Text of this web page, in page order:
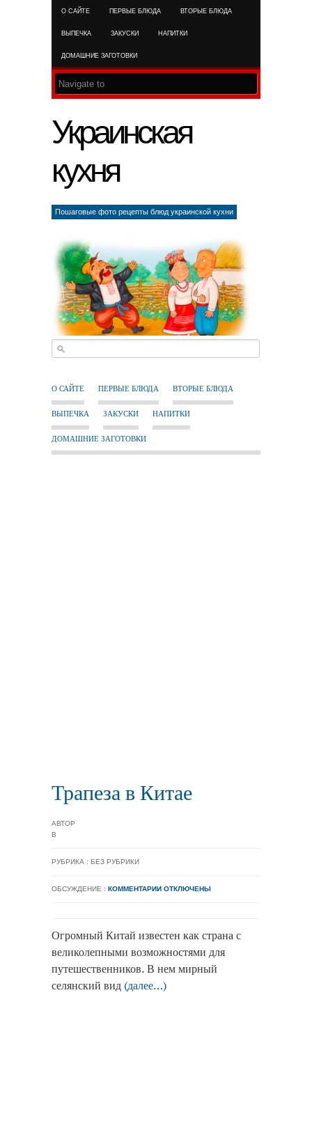
О САЙТЕ ПЕРВЫЕ БЛЮДА ВТОРЫЕ БЛЮДА
ВЫПЕЧКА ЗАКУСКИ НАПИТКИ
ДОМАШНИЕ ЗАГОТОВКИ
Украинская
кухня
Пошаговые фото рецепты блюд украинской кухни
О САЙТЕ ПЕРВЫЕ БЛЮДА ВТОРЫЕ БЛЮДА
ВЫПЕЧКА ЗАКУСКИ НАПИТКИ
ДОМАШНИЕ ЗАГОТОВКИ
Трапеза в Китае
АВТОР
В
РУБРИКА : БЕЗ РУБРИКИ
ОБСУЖДЕНИЕ : КОММЕНТАРИИ ОТКЛЮЧЕНЫ
Огромный Китай известен как страна с
великолепными возможностями для
путешественников. В нем мирный
селянский вид (далее…)